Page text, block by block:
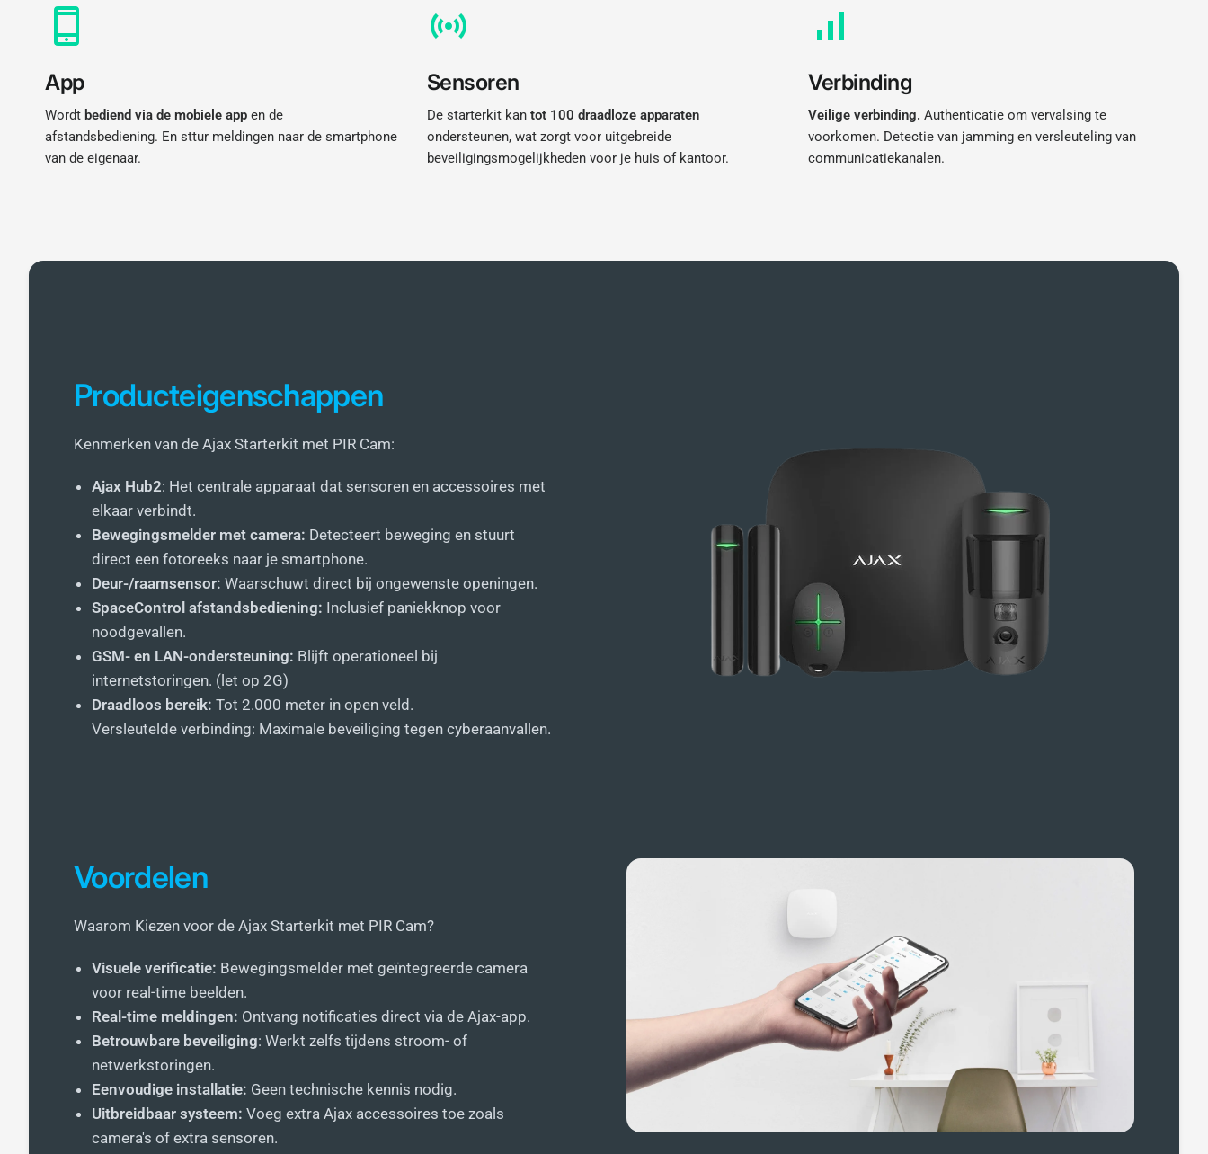
App
Wordt bediend via de mobiele app en de
afstandsbediening. En sttur meldingen naar de smartphone
van de eigenaar.
Sensoren
De starterkit kan tot 100 draadloze apparaten
ondersteunen, wat zorgt voor uitgebreide
beveiligingsmogelijkheden voor je huis of kantoor.
Verbinding
Veilige verbinding. Authenticatie om vervalsing te
voorkomen. Detectie van jamming en versleuteling van
communicatiekanalen.
Producteigenschappen
Kenmerken van de Ajax Starterkit met PIR Cam:
Ajax Hub2: Het centrale apparaat dat sensoren en accessoires met
elkaar verbindt.
Bewegingsmelder met camera: Detecteert beweging en stuurt
direct een fotoreeks naar je smartphone.
Deur-/raamsensor: Waarschuwt direct bij ongewenste openingen.
SpaceControl afstandsbediening: Inclusief paniekknop voor
noodgevallen.
GSM- en LAN-ondersteuning: Blijft operationeel bij
internetstoringen. (let op 2G)
Draadloos bereik: Tot 2.000 meter in open veld.
Versleutelde verbinding: Maximale beveiliging tegen cyberaanvallen.
Voordelen
Waarom Kiezen voor de Ajax Starterkit met PIR Cam?
Visuele verificatie: Bewegingsmelder met geïntegreerde camera
voor real-time beelden.
Real-time meldingen: Ontvang notificaties direct via de Ajax-app.
Betrouwbare beveiliging: Werkt zelfs tijdens stroom- of
netwerkstoringen.
Eenvoudige installatie: Geen technische kennis nodig.
Uitbreidbaar systeem: Voeg extra Ajax accessoires toe zoals
camera's of extra sensoren.